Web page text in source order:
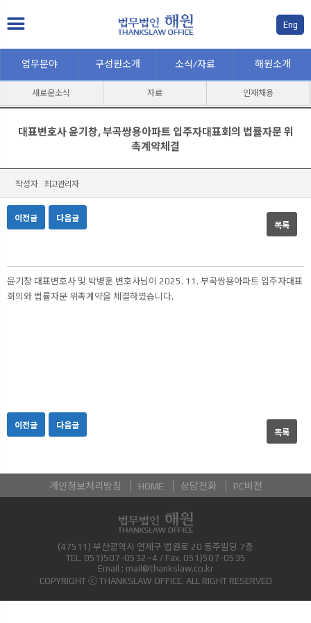
Eng
업무분야 구성원소개 소식/자료
새로운소식 자료 인재채용
해원소개
대표변호사 윤기창, 부곡쌍용아파트 입주자대표회의 법률자문 위
촉계약체결
작성자 최고관리자
이전글 다음글
목록
본문
윤기창 대표변호사 및 박병훈 변호사님이 2025. 11. 부곡쌍용아파트 입주자대표
회의와 법률자문 위촉계약을 체결하였습니다.
이전글 다음글
목록
개인정보처리방침 HOME 상담전화 PC버전
(47511) 부산광역시 연제구 법원로 20 동주빌딩 7층
TEL. 051)507-0532~4 / Fax. 051)507-0535
Email : mail@thankslaw.co.kr
COPYRIGHT ⓒ THANKSLAW OFFICE. ALL RIGHT RESERVED